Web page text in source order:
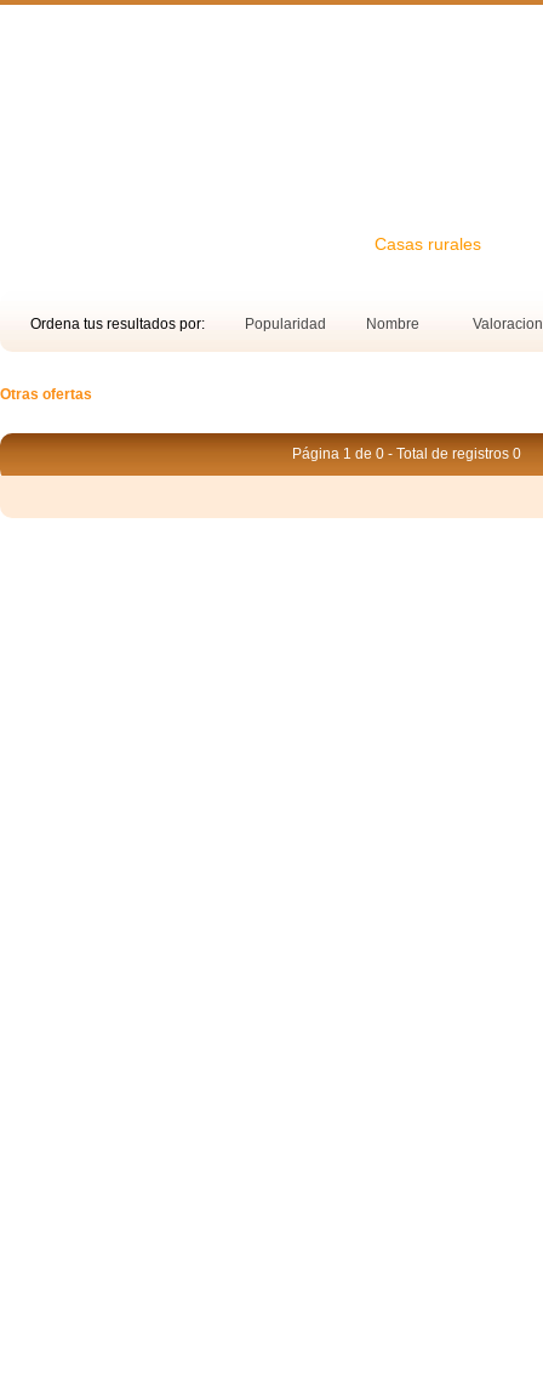
Casas rurales
Ordena tus resultados por: Popularidad Nombre
Otras ofertas
Página 1 de 0 - Total de registros 0